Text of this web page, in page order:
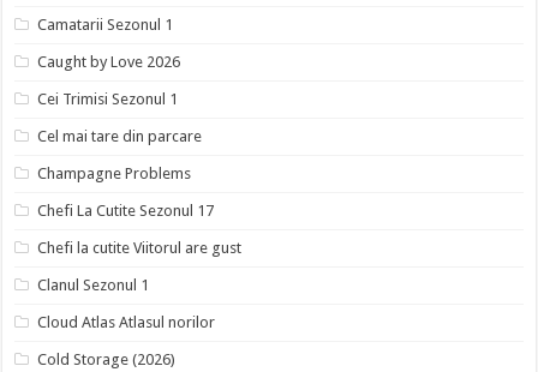
Camatarii Sezonul 1
Caught by Love 2026
Cei Trimisi Sezonul 1
Cel mai tare din parcare
Champagne Problems
Chefi La Cutite Sezonul 17
Chefi la cutite Viitorul are gust
Clanul Sezonul 1
Cloud Atlas Atlasul norilor
Cold Storage (2026)